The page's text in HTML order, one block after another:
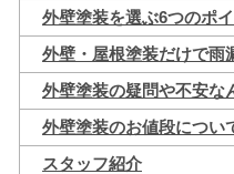
外壁塗装を選ぶ6つのポ
外壁・屋根塗装だけで雨
外壁塗装の疑問や不安な
外壁塗装のお値段につい
スタッフ紹介